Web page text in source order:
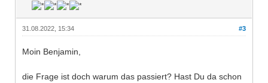
#3
31.08.2022, 15:34
Moin Benjamin,
die Frage ist doch warum das passiert? Hast Du da schon